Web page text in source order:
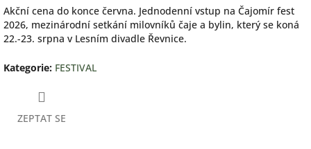
Akční cena do konce června. Jednodenní vstup na Čajomír fest
2026, mezinárodní setkání milovníků čaje a bylin, který se koná
22.-23. srpna v Lesním divadle Řevnice.
Kategorie: FESTIVAL
ZEPTAT SE